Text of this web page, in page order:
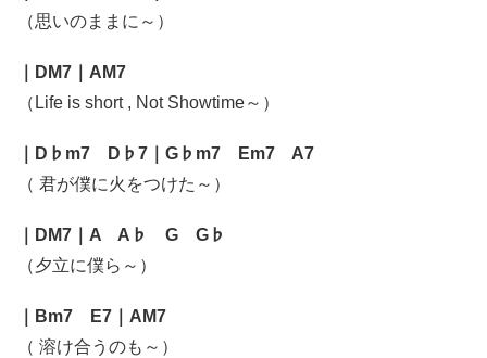
（思いのままに～）
｜DM7｜AM7
（Life is short , Not Showtime～）
｜D♭m7 D♭7｜G♭m7 Em7 A7
（ 君が僕に火をつけた～）
｜DM7｜A A♭ G G♭
（夕立に僕ら～）
｜Bm7 E7｜AM7
（ 溶け合うのも～）